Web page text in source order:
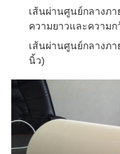
เส้นผ่านศูนย์กลางภ
ความยาวและความก
เส้นผ่านศูนย์กลางภ
นิ้ว)